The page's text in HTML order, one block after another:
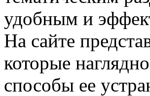
удобным и
На сайте
которые
способы ее